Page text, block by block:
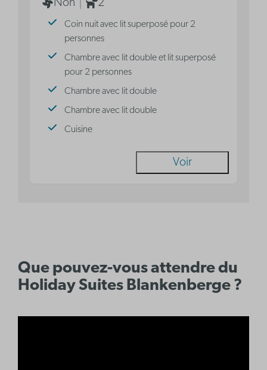
Non 2
Coin nuit avec lit superposé pour 2
personnes
Chambre avec lit double et lit superposé
pour 2 personnes
Chambre avec lit double
Chambre avec lit double
Cuisine
Voir
Que pouvez-vous attendre du
Holiday Suites Blankenberge ?